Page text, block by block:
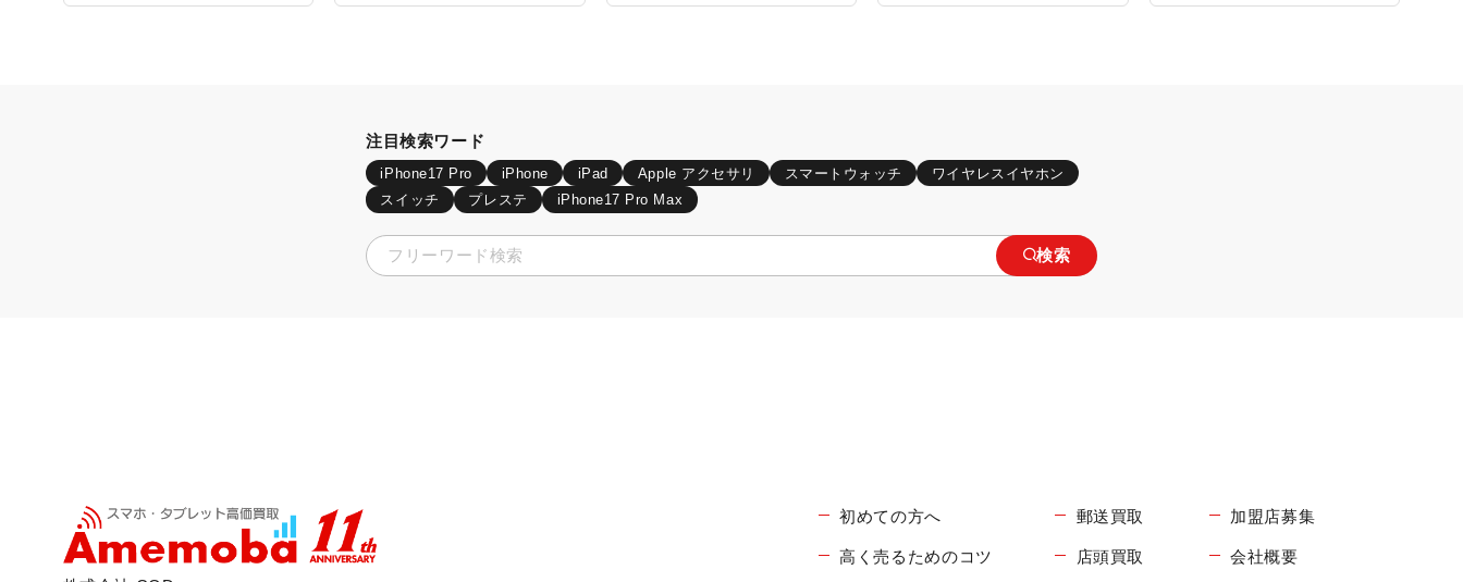
注目検索ワード
iPhone17 Pro iPhone iPad Apple アクセサリ スマートウォッチ
ワイヤレスイヤホン
スイッチ
プレステ iPhone17 Pro Max
検索
初めての方へ
高く売るためのコツ
郵送買取
店頭買取
加盟店募集
会社概要